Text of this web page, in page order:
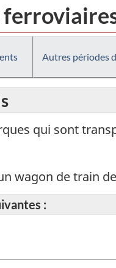
Autres périodes
qui sont
wagon de train
: